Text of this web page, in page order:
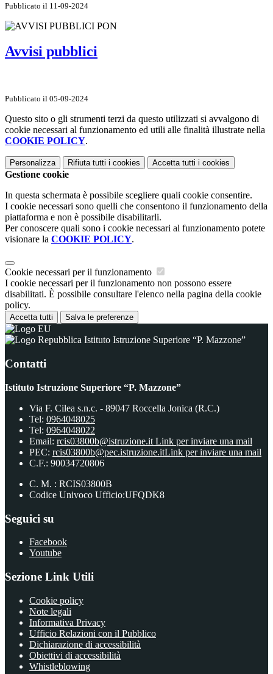
Pubblicato il 11-09-2024
Avvisi pubblici
Pubblicato il 05-09-2024
Questo sito o gli strumenti terzi da questo utilizzati si avvalgono di
cookie necessari al funzionamento ed utili alle finalità illustrate nella
COOKIE POLICY.
Personalizza Rifiuta tutti i cookies Accetta tutti i cookies
Gestione cookie
In questa schermata è possibile scegliere quali cookie consentire.
I cookie necessari sono quelli che consentono il funzionamento della
piattaforma e non è possibile disabilitarli.
Per conoscere quali sono i cookie necessari al funzionamento potete
visionare la COOKIE POLICY.
Cookie necessari per il funzionamento
I cookie necessari per il funzionamento non possono essere
disabilitati. È possibile consultare l'elenco nella pagina della cookie
policy.
Accetta tutti Salva le preferenze
Istituto Istruzione Superiore “P. Mazzone”
Contatti
Istituto Istruzione Superiore “P. Mazzone”
Via F. Cilea s.n.c. - 89047 Roccella Jonica (R.C.)
Tel: 0964048025
Tel: 0964048022
Email: rcis03800b@istruzione.it Link per inviare una mail
PEC: rcis03800b@pec.istruzione.itLink per inviare una mail
C.F.: 90034720806
C. M. : RCIS03800B
Codice Univoco Ufficio:UFQDK8
Seguici su
Facebook
Youtube
Sezione Link Utili
Cookie policy
Note legali
Informativa Privacy
Ufficio Relazioni con il Pubblico
Dichiarazione di accessibilità
Obiettivi di accessibilità
Whistleblowing